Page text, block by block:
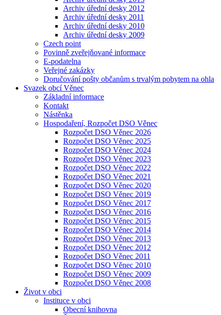
Archiv úřední desky 2012
Archiv úřední desky 2011
Archiv úřední desky 2010
Archiv úřední desky 2009
Czech point
Povinně zveřejňované informace
E-podatelna
Veřejné zakázky
Doručování pošty občanům s trvalým pobytem na ohla
Svazek obcí Věnec
Základní informace
Kontakt
Nástěnka
Hospodaření, Rozpočet DSO Věnec
Rozpočet DSO Věnec 2026
Rozpočet DSO Věnec 2025
Rozpočet DSO Věnec 2024
Rozpočet DSO Věnec 2023
Rozpočet DSO Věnec 2022
Rozpočet DSO Věnec 2021
Rozpočet DSO Věnec 2020
Rozpočet DSO Věnec 2019
Rozpočet DSO Věnec 2017
Rozpočet DSO Věnec 2016
Rozpočet DSO Věnec 2015
Rozpočet DSO Věnec 2014
Rozpočet DSO Věnec 2013
Rozpočet DSO Věnec 2012
Rozpočet DSO Věnec 2011
Rozpočet DSO Věnec 2010
Rozpočet DSO Věnec 2009
Rozpočet DSO Věnec 2008
Život v obci
Instituce v obci
Obecní knihovna